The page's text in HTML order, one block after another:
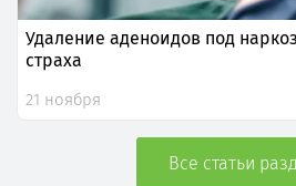
Удаление аденоидов под
страха
21 ноября
Все статьи